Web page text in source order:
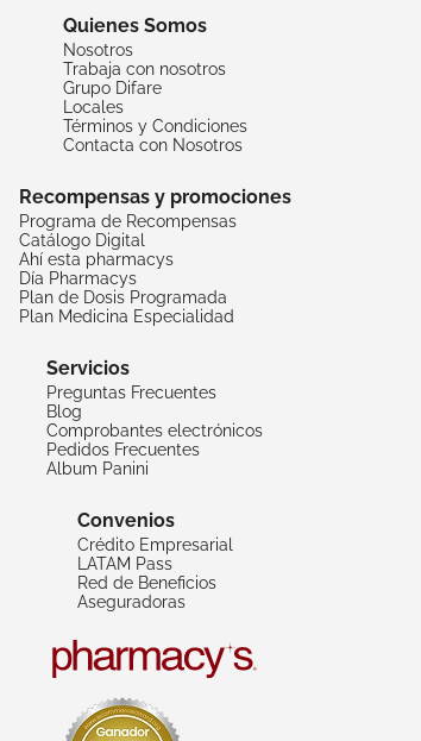
Quienes Somos
Nosotros
Trabaja con nosotros
Grupo Difare
Locales
Términos y Condiciones
Contacta con Nosotros
Recompensas y promociones
Programa de Recompensas
Catálogo Digital
Ahí esta pharmacys
Día Pharmacys
Plan de Dosis Programada
Plan Medicina Especialidad
Servicios
Preguntas Frecuentes
Blog
Comprobantes electrónicos
Pedidos Frecuentes
Album Panini
Convenios
Crédito Empresarial
LATAM Pass
Red de Beneficios
Aseguradoras